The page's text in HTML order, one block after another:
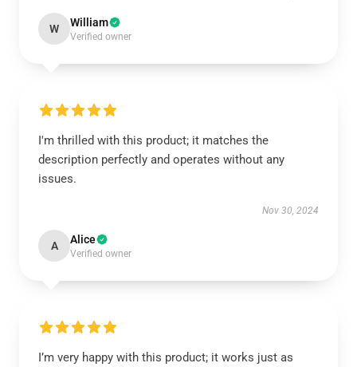
W William
Verified owner
I'm thrilled with this product; it matches the
description perfectly and operates without any
issues.
Nov 30, 2024
A Alice
Verified owner
I’m very happy with this product; it works just as